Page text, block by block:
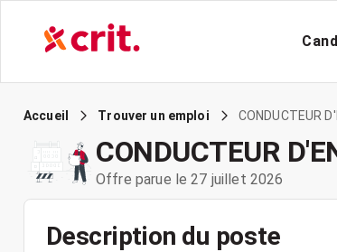
Accueil Trouver un emploi CONDUCTEUR
CONDUCTEUR
Offre parue le 27 juillet 2026
Description du poste